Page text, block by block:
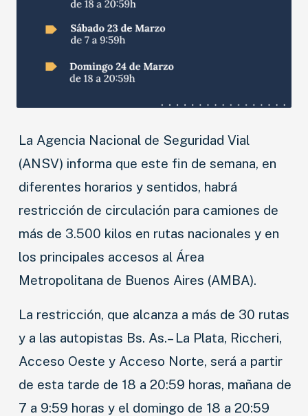
La Agencia Nacional de Seguridad Vial
(ANSV) informa que este fin de semana, en
diferentes horarios y sentidos, habrá
restricción de circulación para camiones de
más de 3.500 kilos en rutas nacionales y en
los principales accesos al Área
Metropolitana de Buenos Aires (AMBA).
La restricción, que alcanza a más de 30 rutas
y a las autopistas Bs. As.– La Plata, Riccheri,
Acceso Oeste y Acceso Norte, será a partir
de esta tarde de 18 a 20:59 horas, mañana de
7 a 9:59 horas y el domingo de 18 a 20:59